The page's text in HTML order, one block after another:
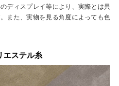
ディスプレイ等により、実際とは異
また、実物を見る角度によっても色
エステル糸